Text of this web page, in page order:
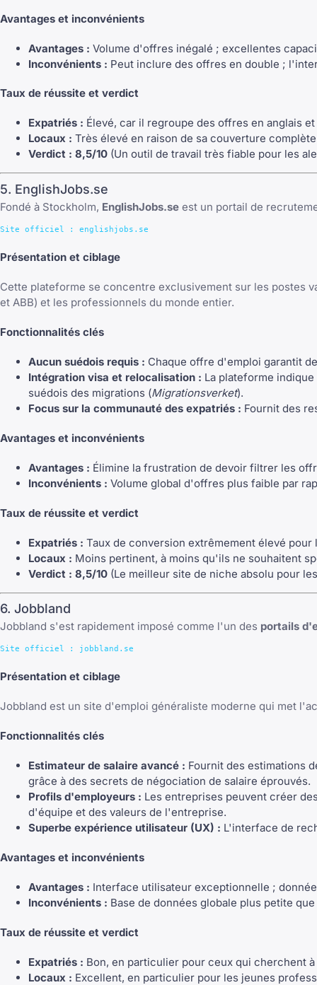
Avantages et inconvénients
Avantages : Volume d'offres inégalé ; excellentes
Inconvénients : Peut inclure des offres en double ;
Taux de réussite et verdict
Expatriés : Élevé, car il regroupe des offres en anglais
Locaux : Très élevé en raison de sa couverture
Verdict : 8,5/10 (Un outil de travail très fiable pour les
5. EnglishJobs.se
Fondé à Stockholm, EnglishJobs.se est un portail de
Présentation et ciblage
Cette plateforme se concentre exclusivement sur les postes
et ABB) et les professionnels du monde entier.
Fonctionnalités clés
Aucun suédois requis : Chaque offre d'emploi garantit
Intégration visa et relocalisation : La plateforme
suédois des migrations (Migrationsverket).
Focus sur la communauté des expatriés : Fournit des
Avantages et inconvénients
Avantages : Élimine la frustration de devoir filtrer les
Inconvénients : Volume global d'offres plus faible par
Taux de réussite et verdict
Expatriés : Taux de conversion extrêmement élevé
Locaux : Moins pertinent, à moins qu'ils ne souhaitent
Verdict : 8,5/10 (Le meilleur site de niche absolu pour
6. Jobbland
Jobbland s'est rapidement imposé comme l'un des portails
Présentation et ciblage
Jobbland est un site d'emploi généraliste moderne qui met
Fonctionnalités clés
Estimateur de salaire avancé : Fournit des estimations
grâce à des secrets de négociation de salaire éprouvés.
Profils d'employeurs : Les entreprises peuvent créer
d'équipe et des valeurs de l'entreprise.
Superbe expérience utilisateur (UX) : L'interface de
Avantages et inconvénients
Avantages : Interface utilisateur exceptionnelle ;
Inconvénients : Base de données globale plus petite
Taux de réussite et verdict
Expatriés : Bon, en particulier pour ceux qui cherchent
Locaux : Excellent, en particulier pour les jeunes